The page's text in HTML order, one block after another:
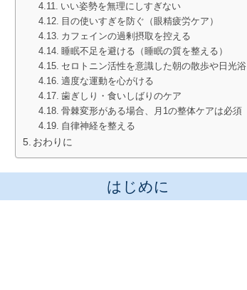
いい姿勢を無理にしすぎない
目の使いすぎを防ぐ（眼精疲労ケア）
カフェインの過剰摂取を控える
睡眠不足を避ける（睡眠の質を整える）
セロトニン活性を意識した朝の散歩や日光浴
適度な運動を心がける
歯ぎしり・食いしばりのケア
骨棘変形がある場合、月1の整体ケアは必須
自律神経を整える
おわりに
はじめに